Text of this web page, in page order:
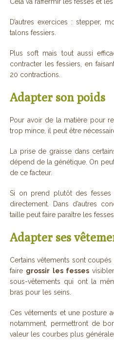
D’autres exercices : stepper,
talons fessiers.
Plus soft mais tout aussi
contracter les fessiers, en
20 contractions.
Adapter son poids
Pour avoir de la matière pour
trop mince, il peut être
La prise de graisse dans
dépend de la génétique. On
de ce facteur.
Si on prend plutôt des fesses
directement. Dans d’autres
taille peut faire paraître les
Adapter ses
Certains vêtements sont
faire grossir les fesses
sous-vêtements qui ont la
bras pour les seins.
Ces vêtements et une posture
notamment, permettront de
valeur les courbes plus